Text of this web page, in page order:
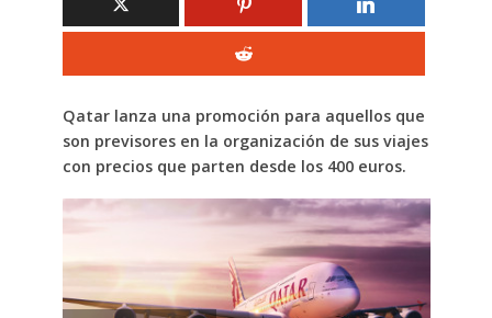
Qatar lanza una promoción para aquellos que
son previsores en la organización de sus viajes
con precios que parten desde los 400 euros.